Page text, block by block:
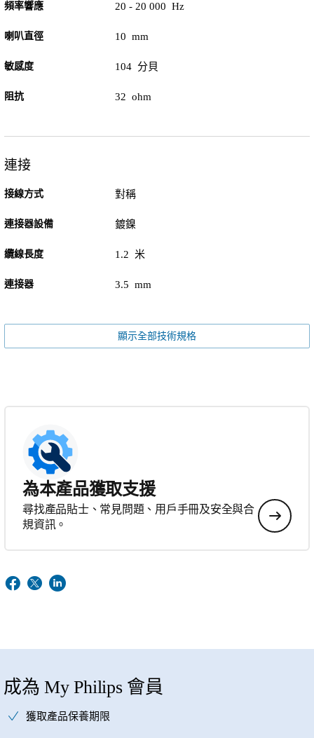
頻率響應 20 - 20 000 Hz
喇叭直徑 10 mm
敏感度 104 分貝
阻抗 32 ohm
連接
接線方式 對稱
連接器設備 鍍鎳
纜線長度 1.2 米
連接器 3.5 mm
顯示全部技術規格
為本產品獲取支援
尋找產品貼士、常見問題、用戶手冊及安全與合
規資訊。
成為 My Philips 會員
獲取產品保養期限